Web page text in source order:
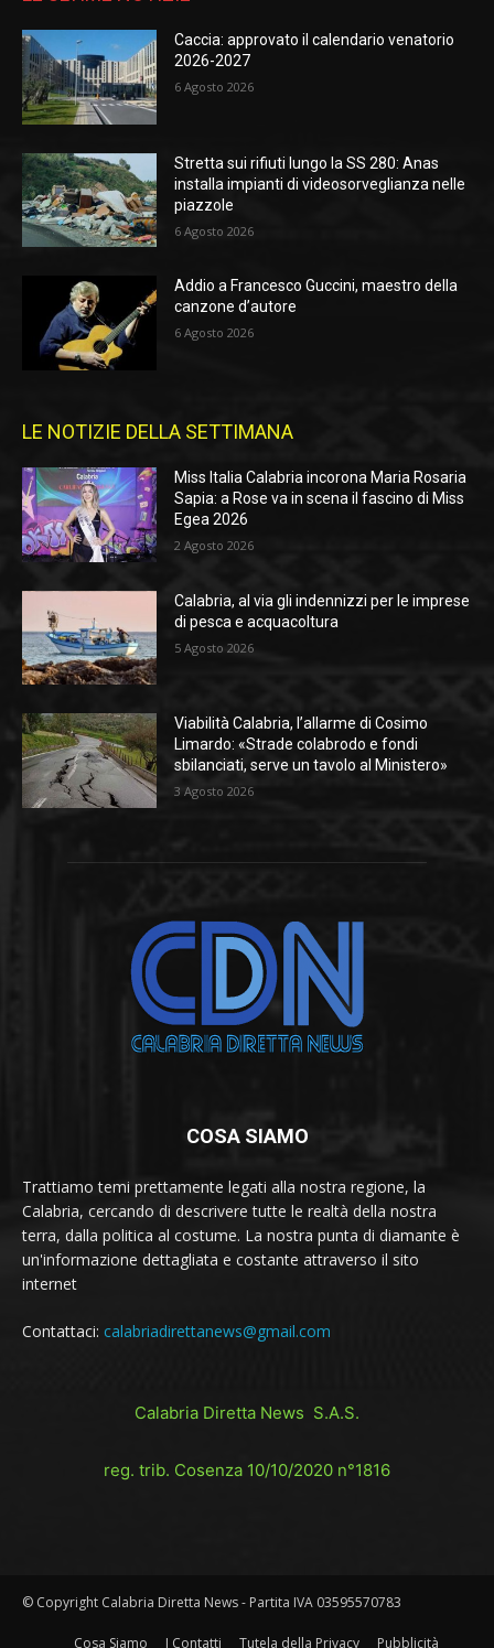
Caccia: approvato il calendario venatorio
2026-2027
6 Agosto 2026
Stretta sui rifiuti lungo la SS 280: Anas
installa impianti di videosorveglianza nelle
piazzole
6 Agosto 2026
Addio a Francesco Guccini, maestro della
canzone d’autore
6 Agosto 2026
LE NOTIZIE DELLA SETTIMANA
Miss Italia Calabria incorona Maria Rosaria
Sapia: a Rose va in scena il fascino di Miss
Egea 2026
2 Agosto 2026
Calabria, al via gli indennizzi per le imprese
di pesca e acquacoltura
5 Agosto 2026
Viabilità Calabria, l’allarme di Cosimo
Limardo: «Strade colabrodo e fondi
sbilanciati, serve un tavolo al Ministero»
3 Agosto 2026
COSA SIAMO
Trattiamo temi prettamente legati alla nostra regione, la
Calabria, cercando di descrivere tutte le realtà della nostra
terra, dalla politica al costume. La nostra punta di diamante è
un'informazione dettagliata e costante attraverso il sito
internet
Contattaci: calabriadirettanews@gmail.com
Calabria Diretta News S.A.S.
reg. trib. Cosenza 10/10/2020 n°1816
© Copyright Calabria Diretta News - Partita IVA 03595570783
Cosa Siamo I Contatti Tutela della Privacy Pubblicità